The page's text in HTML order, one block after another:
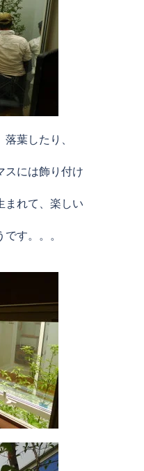
葉したり、
スには飾り付け
まれて、楽しい
す。。。